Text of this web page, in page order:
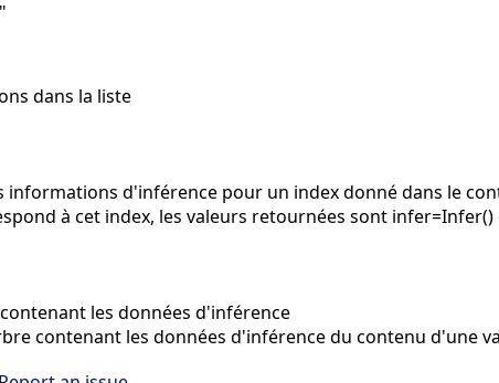
dans la liste
informations d'inférence pour un index donné dans le
à cet index, les valeurs retournées sont infer=Infer()
les données d'inférence
contenant les données d'inférence du contenu d'une